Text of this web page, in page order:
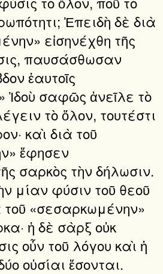
Ἐπειδὴ δὲ διὰ
εἰσηνέχθη τῆς
παυσάσθωσαν
ἑαυτοῖς
Ἰδοὺ σαφῶς ἀνεῖλε τὸ
τὸ ὅλον, τουτέστι
καὶ διὰ τοῦ
ἔφησεν
σαρκὸς τὴν δήλωσιν.
μίαν φύσιν τοῦ θεοῦ
τοῦ «σεσαρκωμένην»
ἡ δὲ σὰρξ οὐκ
οὖν τοῦ λόγου καὶ ἡ
οὐσίαι ἔσονται.